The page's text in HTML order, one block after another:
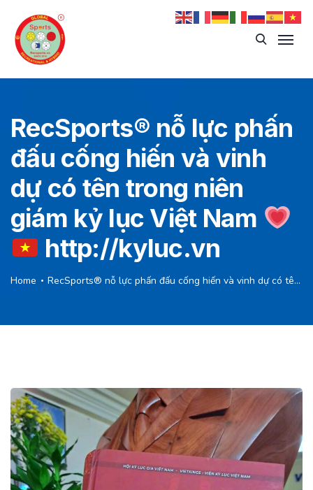
RecSports®️ nỗ lực phấn
đấu cống hiến và vinh
dự có tên trong niên
giám kỷ lục Việt Nam
http://kyluc.vn
Home RecSports®️ nỗ lực phấn đấu cống hiến và vinh dự có tên trong niên giám kỷ lục Việt Nam